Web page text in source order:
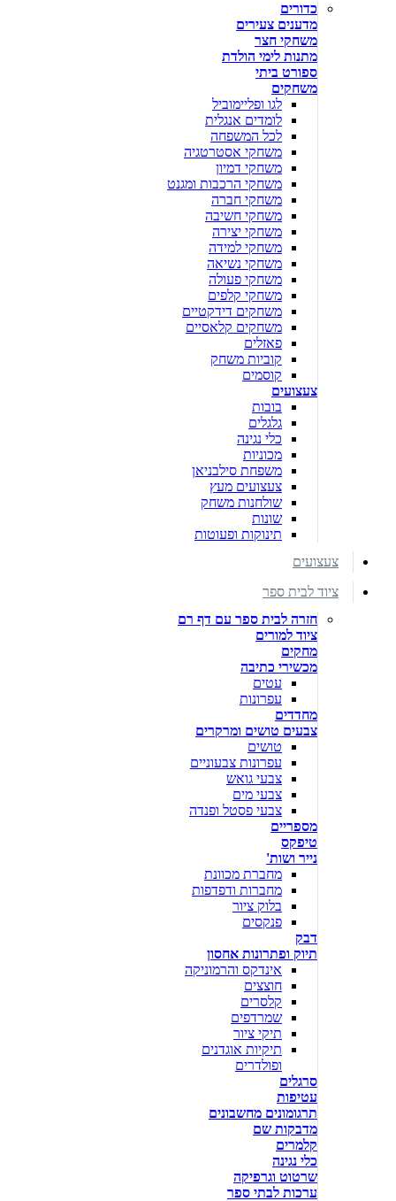
כדורים
מדענים צעירים
משחקי חצר
מתנות לימי הולדת
ספורט ביתי
משחקים
לגו ופליימוביל
לומדים אנגלית
לכל המשפחה
משחקי אסטרטגיה
משחקי דמיון
משחקי הרכבות ומגנט
משחקי חברה
משחקי חשיבה
משחקי יצירה
משחקי למידה
משחקי נשיאה
משחקי פעולה
משחקי קלפים
משחקים דידקטיים
משחקים קלאסיים
פאזלים
קוביות משחק
קוסמים
צעצועים
בובות
גלגלים
כלי נגינה
מכוניות
משפחת סילבניאן
צעצועים מעץ
שולחנות משחק
שונות
תינוקות ופעוטות
צעצועים
ציוד לבית ספר
חזרה לבית ספר עם דף רם
ציוד למורים
מחקים
מכשירי כתיבה
עטים
עפרונות
מחדדים
צבעים טושים ומרקרים
טושים
עפרונות צבעוניים
צבעי גואש
צבעי מים
צבעי פסטל ופנדה
מספריים
טיפקס
נייר ושות'
מחברת מכוונת
מחברות ודפדפות
בלוק ציור
פנקסים
דבק
תיוק ופתרונות אחסון
אינדקס והרמוניקה
חוצצים
קלסרים
שמרדפים
תיקי ציור
תיקיות אוגדנים
ופולדרים
סרגלים
עטיפות
תרגומונים מחשבונים
מדבקות שם
קלמרים
כלי נגינה
שרטוט וגרפיקה
ערכות לבתי ספר